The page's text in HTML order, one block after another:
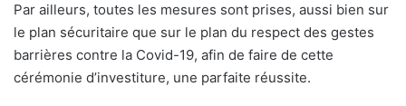
Par ailleurs, toutes les mesures sont prises, aussi bien sur
le plan sécuritaire que sur le plan du respect des gestes
barrières contre la Covid-19, afin de faire de cette
cérémonie d’investiture, une parfaite réussite.